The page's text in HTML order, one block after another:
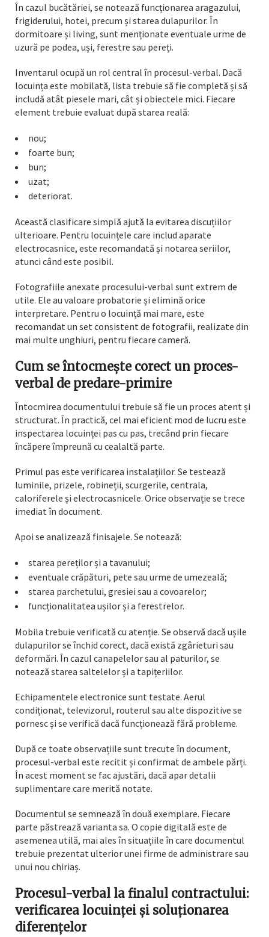
În cazul bucătăriei, se notează funcționarea aragazului,
frigiderului, hotei, precum și starea dulapurilor. În
dormitoare și living, sunt menționate eventuale urme de
uzură pe podea, uși, ferestre sau pereți.
Inventarul ocupă un rol central în procesul-verbal. Dacă
locuința este mobilată, lista trebuie să fie completă și să
includă atât piesele mari, cât și obiectele mici. Fiecare
element trebuie evaluat după starea reală:
nou;
foarte bun;
bun;
uzat;
deteriorat.
Această clasificare simplă ajută la evitarea discuțiilor
ulterioare. Pentru locuințele care includ aparate
electrocasnice, este recomandată și notarea seriilor,
atunci când este posibil.
Fotografiile anexate procesului-verbal sunt extrem de
utile. Ele au valoare probatorie și elimină orice
interpretare. Pentru o locuință mai mare, este
recomandat un set consistent de fotografii, realizate din
mai multe unghiuri, pentru fiecare cameră.
Cum se întocmește corect un proces-
verbal de predare-primire
Întocmirea documentului trebuie să fie un proces atent și
structurat. În practică, cel mai eficient mod de lucru este
inspectarea locuinței pas cu pas, trecând prin fiecare
încăpere împreună cu cealaltă parte.
Primul pas este verificarea instalațiilor. Se testează
luminile, prizele, robineții, scurgerile, centrala,
caloriferele și electrocasnicele. Orice observație se trece
imediat în document.
Apoi se analizează finisajele. Se notează:
starea pereților și a tavanului;
eventuale crăpături, pete sau urme de umezeală;
starea parchetului, gresiei sau a covoarelor;
funcționalitatea ușilor și a ferestrelor.
Mobila trebuie verificată cu atenție. Se observă dacă ușile
dulapurilor se închid corect, dacă există zgârieturi sau
deformări. În cazul canapelelor sau al paturilor, se
notează starea saltelelor și a tapițeriilor.
Echipamentele electronice sunt testate. Aerul
condiționat, televizorul, routerul sau alte dispozitive se
pornesc și se verifică dacă funcționează fără probleme.
După ce toate observațiile sunt trecute în document,
procesul-verbal este recitit și confirmat de ambele părți.
În acest moment se fac ajustări, dacă apar detalii
suplimentare care merită notate.
Documentul se semnează în două exemplare. Fiecare
parte păstrează varianta sa. O copie digitală este de
asemenea utilă, mai ales în situațiile în care documentul
trebuie prezentat ulterior unei firme de administrare sau
unui nou chiriaș.
Procesul-verbal la finalul contractului:
verificarea locuinței și soluționarea
diferențelor